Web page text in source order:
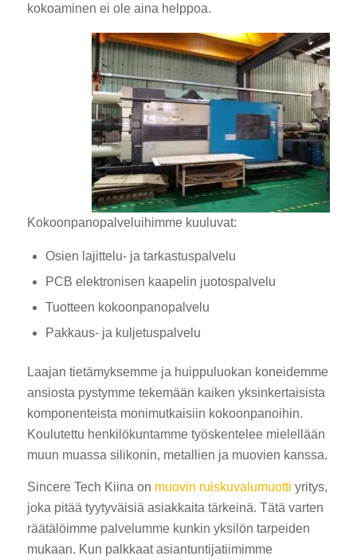
kokoaminen ei ole aina helppoa.
Kokoonpanopalveluihimme kuuluvat:
Osien lajittelu- ja tarkastuspalvelu
PCB elektronisen kaapelin juotospalvelu
Tuotteen kokoonpanopalvelu
Pakkaus- ja kuljetuspalvelu
Laajan tietämyksemme ja huippuluokan koneidemme
ansiosta pystymme tekemään kaiken yksinkertaisista
komponenteista monimutkaisiin kokoonpanoihin.
Koulutettu henkilökuntamme työskentelee mielellään
muun muassa silikonin, metallien ja muovien kanssa.
Sincere Tech Kiina on muovin ruiskuvalumuotti yritys,
joka pitää tyytyväisiä asiakkaita tärkeinä. Tätä varten
räätälöimme palvelumme kunkin yksilön tarpeiden
mukaan. Kun palkkaat asiantuntijatiimimme